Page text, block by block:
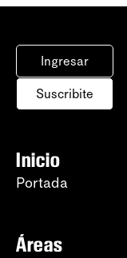
Ingresar
Suscribite
Inicio
Portada
Áreas